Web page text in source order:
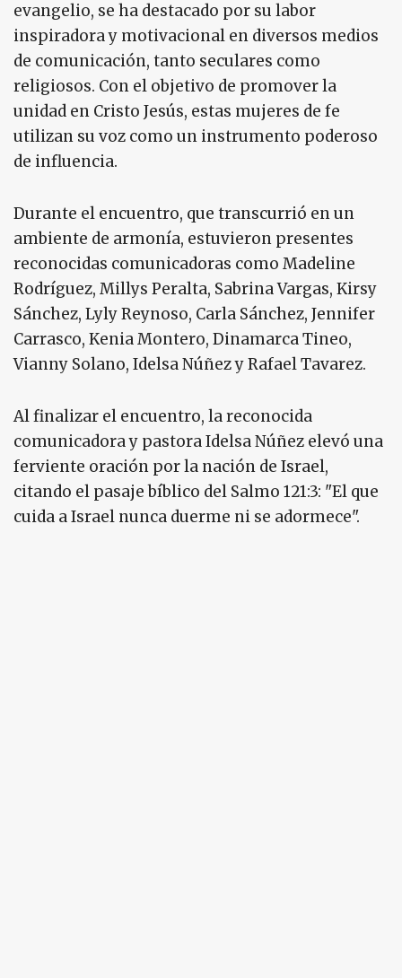
evangelio, se ha destacado por su labor
inspiradora y motivacional en diversos medios
de comunicación, tanto seculares como
religiosos. Con el objetivo de promover la
unidad en Cristo Jesús, estas mujeres de fe
utilizan su voz como un instrumento poderoso
de influencia.
Durante el encuentro, que transcurrió en un
ambiente de armonía, estuvieron presentes
reconocidas comunicadoras como Madeline
Rodríguez, Millys Peralta, Sabrina Vargas, Kirsy
Sánchez, Lyly Reynoso, Carla Sánchez, Jennifer
Carrasco, Kenia Montero, Dinamarca Tineo,
Vianny Solano, Idelsa Núñez y Rafael Tavarez.
Al finalizar el encuentro, la reconocida
comunicadora y pastora Idelsa Núñez elevó una
ferviente oración por la nación de Israel,
citando el pasaje bíblico del Salmo 121:3: "El que
cuida a Israel nunca duerme ni se adormece".